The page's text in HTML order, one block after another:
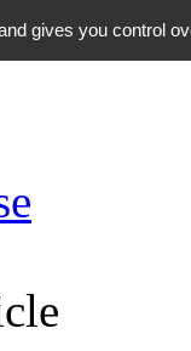
gives you control